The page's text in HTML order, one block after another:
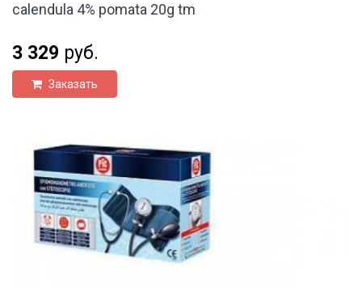
calendula 4% pomata 20g tm
3 329 руб.
Заказать